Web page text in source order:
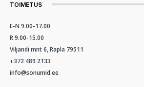
TOIMETUS
E-N 9.00-17.00
R 9.00-15.00
Viljandi mnt 6, Rapla 79511
+372 489 2133
info@sonumid.ee